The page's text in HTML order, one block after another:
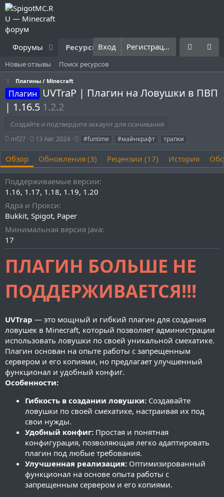
Форумы Ресурсы Что нового? Правила
Вход Регистрация
Новые отзывы Поиск ресурсов
Плагины / Minecraft
Плагин UVTraP | Плагин на Ловушки в ПВП
| 1.16.5 1.2.2
Создайте и подтвердите аккаунт для скачивания
А
т
о
р
mf27
Д
а
с
о
з
д
а
н
и
13 Авг 2024
Т
г
и
#funtime #майнкрафт трапки
Обзор Обновления (3) Рецензии (17) История
Поддерживаемые версии
1.16 1.17 1.18 1.19 1.20
Ядра и Прокси
Bukkit Spigot Paper
Минимальная версия Java
17
ПЛАГИН БОЛЬШЕ НЕ
ПОДДЕРЖИВАЕТСЯ!!!
UVTrap — это мощный и гибкий плагин для создания
ловушек в Minecraft, который позволяет администрации
использовать ловушки по своей уникальной смехатике.
Плагин основан на опыте работы с запрещенным
сервером и его копиями, но предлагает улучшенный
функционал и удобный конфиг.
Особенности:
Гибкость в создании ловушки: Создавайте
ловушки по своей смехатике, настраивая их под
свои нужды.
Удобный конфиг: Простая и понятная
конфигурация, позволяющая легко адаптировать
плагин под любые требования.
Улучшенная реализация: Оптимизированный
функционал на основе опыта работы с
запрещенным сервером и его копиями.